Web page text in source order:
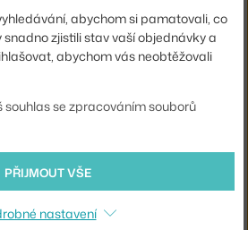
NORMANN COPENHAGEN
3 - 5 týdnů,
abychom si pamatovali, co
zjistili stav vaší objednávky a
abychom vás neobtěžovali
se zpracováním souborů
PŘIJMOUT VŠE
nastavení